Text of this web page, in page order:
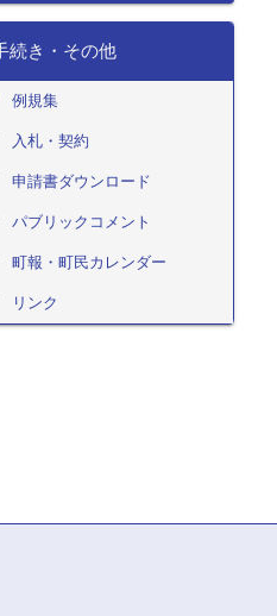
続き・その他
例規集
入札・契約
申請書ダウンロード
パブリックコメント
町報・町民カレンダー
リンク